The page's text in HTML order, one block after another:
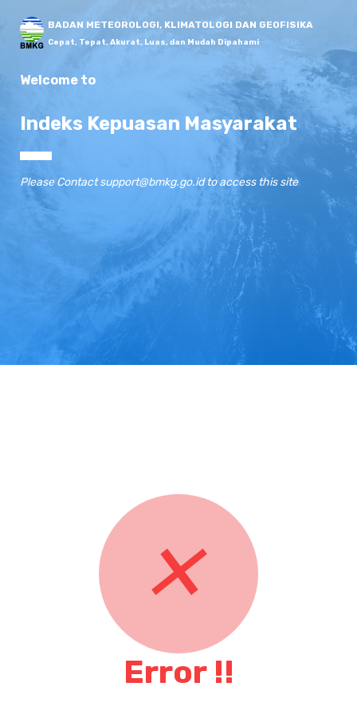
BADAN METEOROLOGI, KLIMATOLOGI DAN GEOFISIKA
Cepat, Tepat, Akurat, Luas, dan Mudah Dipahami
Welcome to
Indeks Kepuasan Masyarakat
Please Contact support@bmkg.go.id to access this site
✕
Error !!